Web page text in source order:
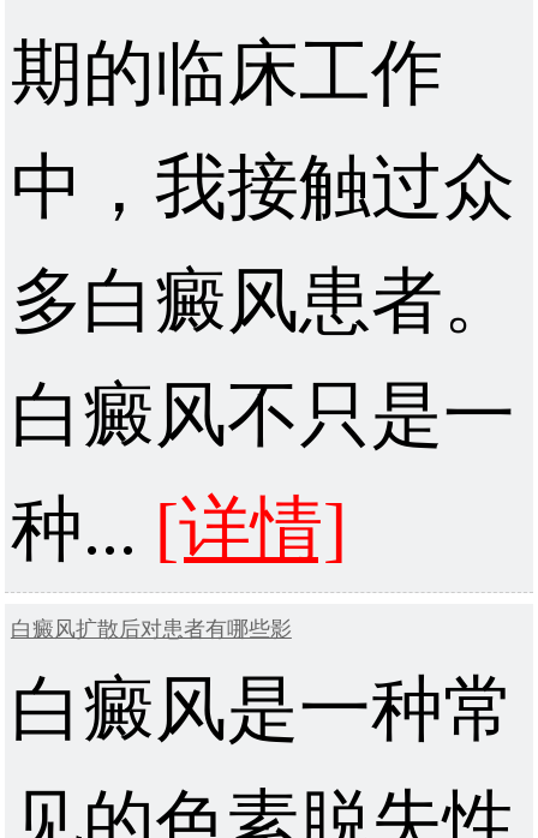
期的临床工作
中，我接触过众
多白癜风患者。
白癜风不只是一
种... [详情]
白癜风扩散后对患者有哪些影
白癜风是一种常